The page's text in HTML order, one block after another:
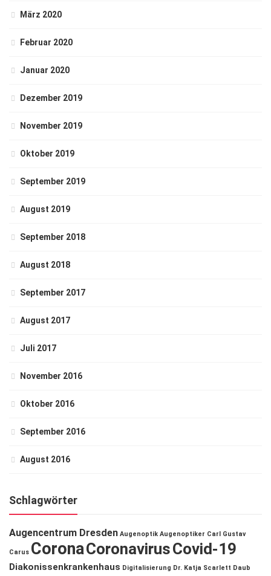
März 2020
Februar 2020
Januar 2020
Dezember 2019
November 2019
Oktober 2019
September 2019
August 2019
September 2018
August 2018
September 2017
August 2017
Juli 2017
November 2016
Oktober 2016
September 2016
August 2016
Schlagwörter
Augencentrum Dresden Augenoptik Augenoptiker Carl Gustav
Carus CoronaCoronavirusCovid-19
Diakonissenkrankenhaus Digitalisierung Dr. Katja Scarlett Daub